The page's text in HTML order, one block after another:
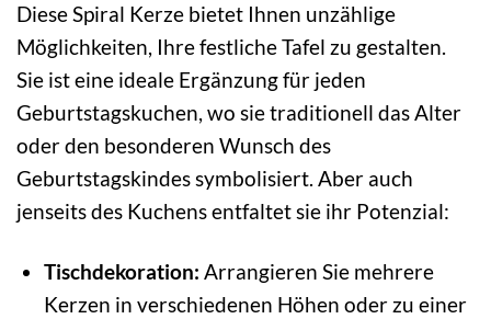
Diese Spiral Kerze bietet Ihnen unzählige
Möglichkeiten, Ihre festliche Tafel zu gestalten.
Sie ist eine ideale Ergänzung für jeden
Geburtstagskuchen, wo sie traditionell das Alter
oder den besonderen Wunsch des
Geburtstagskindes symbolisiert. Aber auch
jenseits des Kuchens entfaltet sie ihr Potenzial:
Tischdekoration: Arrangieren Sie mehrere
Kerzen in verschiedenen Höhen oder zu einer